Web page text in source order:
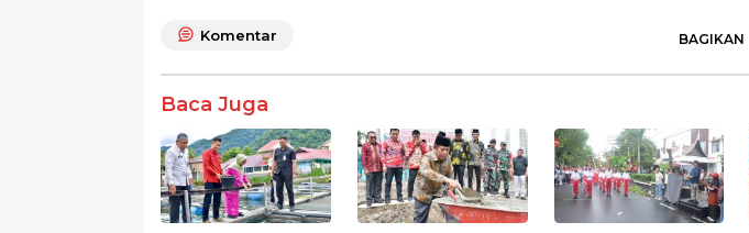
o
o
k
p
Komentar BAGIKAN
Baca Juga